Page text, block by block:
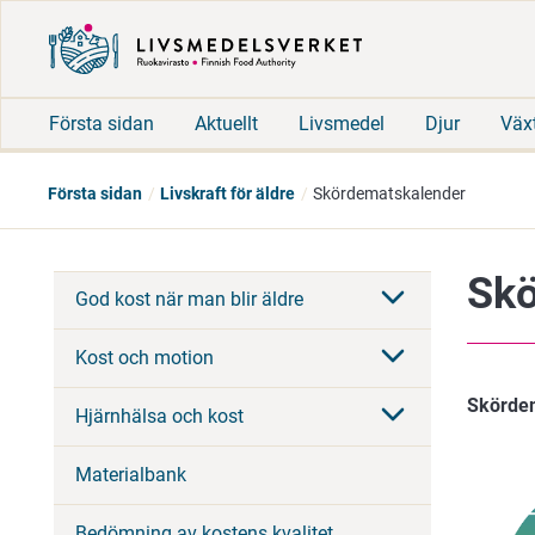
Första sidan Aktuellt Livsmedel Djur
Första sidan Livskraft för äldre Skördematskalender
God kost när man blir äldre
Kost och motion
Hjärnhälsa och kost
Materialbank